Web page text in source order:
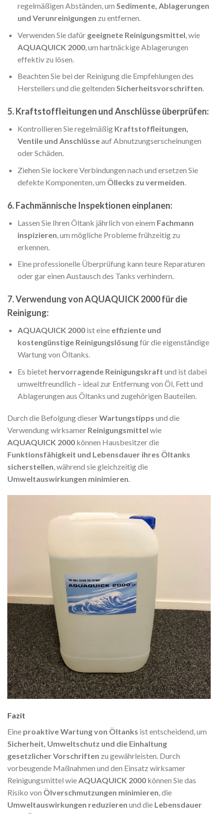
regelmäßigen Abständen, um Sedimente, Ablagerungen
und Verunreinigungen zu entfernen.
Verwenden Sie dafür geeignete Reinigungsmittel, wie
AQUAQUICK 2000, um hartnäckige Ablagerungen
effektiv zu lösen.
Beachten Sie bei der Reinigung die Empfehlungen des
Herstellers und die geltenden Sicherheitsvorschriften.
5. Kraftstoffleitungen und Anschlüsse überprüfen:
Kontrollieren Sie regelmäßig Kraftstoffleitungen,
Ventile und Anschlüsseauf Abnutzungserscheinungen
oder Schäden.
Ziehen Sie lockere Verbindungen nach und ersetzen Sie
defekte Komponenten, um Öllecks zu vermeiden.
6. Fachmännische Inspektionen einplanen:
Lassen Sie Ihren Öltank jährlich von einem Fachmann
inspizieren , um mögliche Probleme frühzeitig zu
erkennen.
Eine professionelle Überprüfung kann teure Reparaturen
oder gar einen Austausch des Tanks verhindern.
7. Verwendung von AQUAQUICK 2000 für die
Reinigung:
AQUAQUICK 2000ist eine effiziente und
kostengünstige Reinigungslösungfür die eigenständige
Wartung von Öltanks.
Es bietet hervorragende Reinigungskraft und ist dabei
umweltfreundlich – ideal zur Entfernung von Öl, Fett und
Ablagerungen aus Öltanks und zugehörigen Bauteilen.
Durch die Befolgung dieserWartungstipps und die
Verwendung wirksamer Reinigungsmittel wie
AQUAQUICK 2000 können Hausbesitzer die
Funktionsfähigkeit und Lebensdauer ihres Öltanks
sicherstellen, während sie gleichzeitig die
Umweltauswirkungen minimieren.
Fazit
Eine proaktive Wartung von Öltanks ist entscheidend, um
Sicherheit, Umweltschutz und die Einhaltung
gesetzlicher Vorschriften zu gewährleisten. Durch
vorbeugende Maßnahmen und den Einsatz wirksamer
Reinigungsmittel wieAQUAQUICK 2000 können Sie das
Risiko von Ölverschmutzungen minimieren, die
Umweltauswirkungen reduzieren und die Lebensdauer